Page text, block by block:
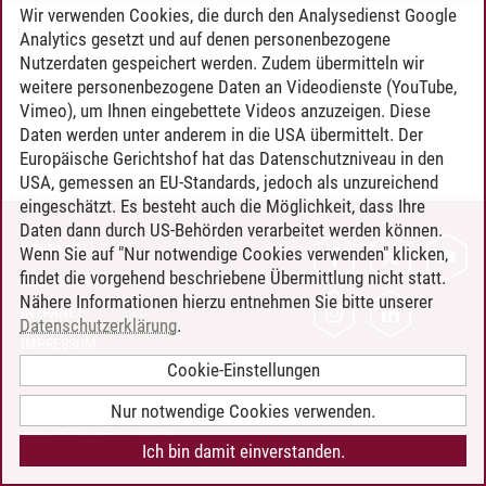
Timo Leder/30.06.2024
KONTAKT
LEUPHANA ALS ARBEITGEBER
INTRANET
BARRIEREFREIHEIT
COOKIE-EINSTELLUNGEN
Wir verwenden Cookies, die durch den Analysedienst Google
Analytics gesetzt und auf denen personenbezogene
Nutzerdaten gespeichert werden. Zudem übermitteln wir
weitere personenbezogene Daten an Videodienste (YouTube,
Vimeo), um Ihnen eingebettete Videos anzuzeigen. Diese
Daten werden unter anderem in die USA übermittelt. Der
Europäische Gerichtshof hat das Datenschutzniveau in den
USA, gemessen an EU-Standards, jedoch als unzureichend
eingeschätzt. Es besteht auch die Möglichkeit, dass Ihre
Daten dann durch US-Behörden verarbeitet werden können.
Wenn Sie auf "Nur notwendige Cookies verwenden" klicken,
findet die vorgehend beschriebene Übermittlung nicht statt.
Nähere Informationen hierzu entnehmen Sie bitte unserer
Datenschutzerklärung.
Cookie-Einstellungen
Nur notwendige Cookies verwenden.
Ich bin damit einverstanden.